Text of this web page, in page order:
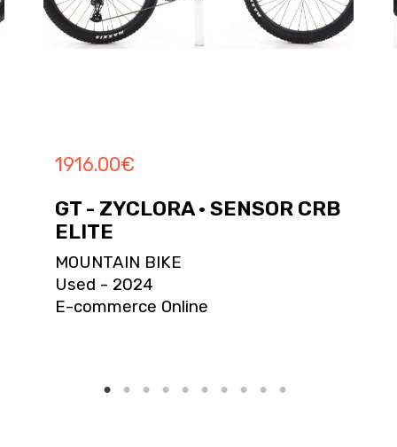
1916.00€
GT - ZYCLORA · SENSOR CRB
ELITE
MOUNTAIN BIKE
Used - 2024
E-commerce Online